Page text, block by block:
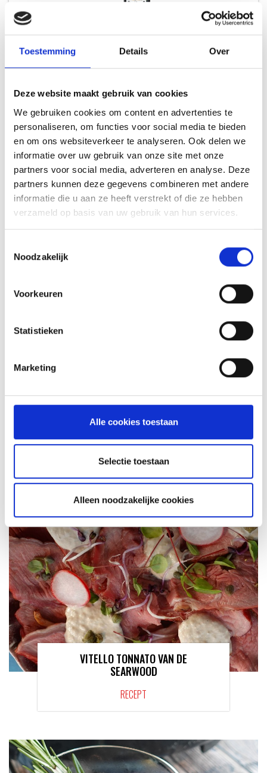
Toestemming Details Over
Deze website maakt gebruik van cookies
We gebruiken cookies om content en advertenties te
personaliseren, om functies voor social media te bieden
en om ons websiteverkeer te analyseren. Ook delen we
informatie over uw gebruik van onze site met onze
partners voor social media, adverteren en analyse. Deze
partners kunnen deze gegevens combineren met andere
informatie die u aan ze heeft verstrekt of die ze hebben
verzameld op basis van uw gebruik van hun services.
Noodzakelijk
Voorkeuren
Statistieken
Marketing
Alle cookies toestaan
Selectie toestaan
Alleen noodzakelijke cookies
WEBER NON-STICK SPRAY
REINIGERS
9,49
Meer informatie
INSPIRATIE
KAISERSCHMARNN
RECEPT
VITELLO TONNATO VAN DE
SEARWOOD
RECEPT